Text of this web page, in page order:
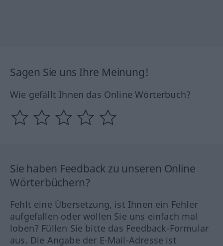
Sagen Sie uns Ihre Meinung!
Wie gefällt Ihnen das Online Wörterbuch?
Sie haben Feedback zu unseren Online
Wörterbüchern?
Fehlt eine Übersetzung, ist Ihnen ein Fehler
aufgefallen oder wollen Sie uns einfach mal
loben? Füllen Sie bitte das Feedback-Formular
aus. Die Angabe der E-Mail-Adresse ist